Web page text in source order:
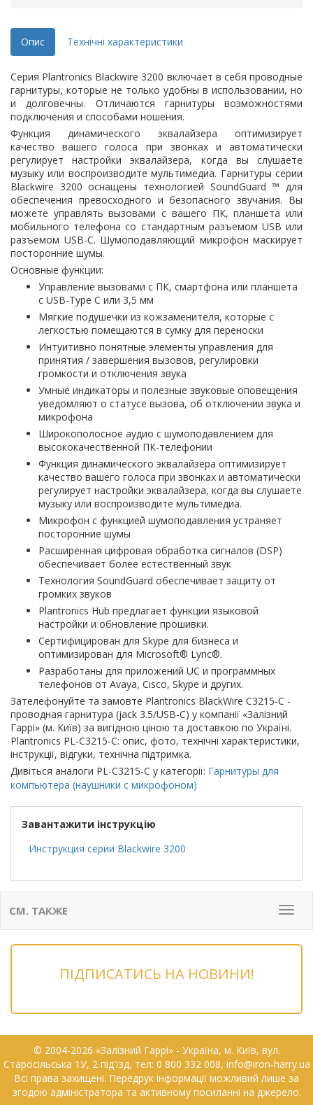
Опис Технічні характеристики
Серия Plantronics Blackwire 3200 включает в себя проводные
гарнитуры, которые не только удобны в использовании, но
и долговечны. Отличаются гарнитуры возможностями
подключения и способами ношения.
Функция динамического эквалайзера оптимизирует
качество вашего голоса при звонках и автоматически
регулирует настройки эквалайзера, когда вы слушаете
музыку или воспроизводите мультимедиа. Гарнитуры серии
Blackwire 3200 оснащены технологией SoundGuard ™ для
обеспечения превосходного и безопасного звучания. Вы
можете управлять вызовами с вашего ПК, планшета или
мобильного телефона со стандартным разъемом USB или
разъемом USB-C. Шумоподавляющий микрофон маскирует
посторонние шумы.
Основные функции:
Управление вызовами с ПК, смартфона или планшета
с USB-Type C или 3,5 мм
Мягкие подушечки из кожзаменителя, которые с
легкостью помещаются в сумку для переноски
Интуитивно понятные элементы управления для
принятия / завершения вызовов, регулировки
громкости и отключения звука
Умные индикаторы и полезные звуковые оповещения
уведомляют о статусе вызова, об отключении звука и
микрофона
Широкополосное аудио с шумоподавлением для
высококачественной ПК-телефонии
Функция динамического эквалайзера оптимизирует
качество вашего голоса при звонках и автоматически
регулирует настройки эквалайзера, когда вы слушаете
музыку или воспроизводите мультимедиа.
Микрофон с функцией шумоподавления устраняет
посторонние шумы
Расширенная цифровая обработка сигналов (DSP)
обеспечивает более естественный звук
Технология SoundGuard обеспечивает защиту от
громких звуков
Plantronics Hub предлагает функции языковой
настройки и обновление прошивки.
Сертифицирован для Skype для бизнеса и
оптимизирован для Microsoft® Lync®.
Разработаны для приложений UC и программных
телефонов от Avaya, Cisco, Skype и других.
Зателефонуйте та замовте Plantronics BlackWire C3215-C -
проводная гарнитура (jack 3.5/USB-C) у компанії «Залізний
Гаррі» (м. Київ) за вигідною ціною та доставкою по Україні.
Plantronics PL-C3215-C: опис, фото, технічні характеристики,
інструкції, відгуки, технічна підтримка.
Дивіться аналоги PL-C3215-C у категорії: Гарнитуры для
компьютера (наушники с микрофоном)
Завантажити інструкцію
Инструкция серии Blackwire 3200
Меню
СМ. ТАКЖЕ
ПІДПИСАТИСЬ НА НОВИНИ!
© 2004-2026 «Залізний Гаррі» - Українa, м. Київ, вул.
Старосільська 1У, 2 під'їзд, тел: 0 800 332 008, info@iron-harry.ua
Всі права захищені. Передрук інформації можливий лише за
згодою адміністратора та активному посиланні на джерело.